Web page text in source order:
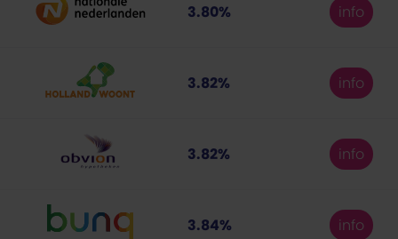
3.80% info
3.82% info
3.82% info
3.84% info